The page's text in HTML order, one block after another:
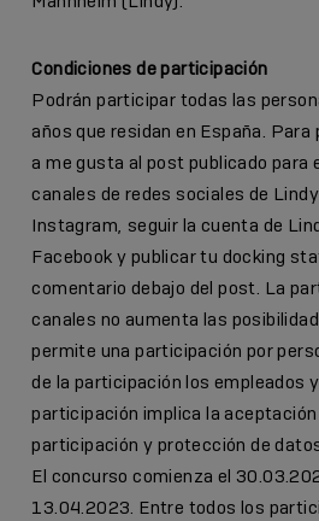
Condiciones de participación
Podrán participar todas las
años que residan en España.
a me gusta al post publicado para
canales de redes sociales de
Instagram, seguir la cuenta de
Facebook y publicar tu docking
comentario debajo del post. La
canales no aumenta las
permite una participación por
de la participación los empleados
participación implica la
participación y protección de
El concurso comienza el
13.04.2023. Entre todos los